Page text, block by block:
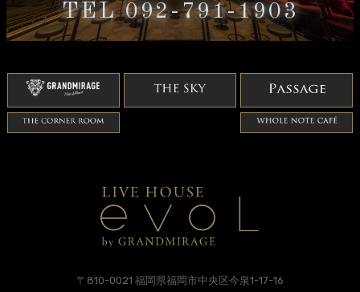
TEL 092-791-1903
〒810-0021 福岡県福岡市中央区今泉1-17-16